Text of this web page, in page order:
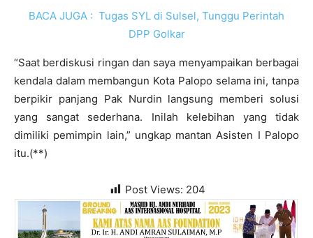
BACA JUGA : Tugas SYL di Sulsel, Tunggu Perintah
DPP Golkar
“Saat berdiskusi ringan dan saya menyampaikan berbagai
kendala dalam membangun Kota Palopo selama ini, tanpa
berpikir panjang Pak Nurdin langsung memberi solusi
yang sangat sederhana. Inilah kelebihan yang tidak
dimiliki pemimpin lain,” ungkap mantan Asisten I Palopo
itu.(**)
Post Views: 204